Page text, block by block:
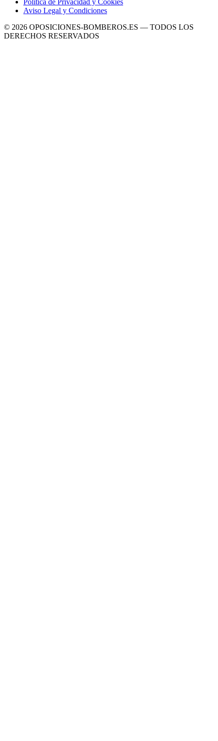
Política de Privacidad y Cookies
Aviso Legal y Condiciones
© 2026 OPOSICIONES-BOMBEROS.ES — TODOS LOS
DERECHOS RESERVADOS